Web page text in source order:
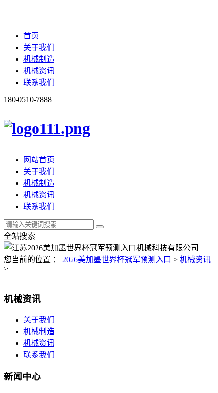
首页
关于我们
机械制造
机械资讯
联系我们
180-0510-7888
网站首页
关于我们
机械制造
机械资讯
联系我们
全站搜索
您当前的位置 ： 2026美加墨世界杯冠军预测入口 > 机械资讯
>
机械资讯
关于我们
机械制造
机械资讯
联系我们
新闻中心